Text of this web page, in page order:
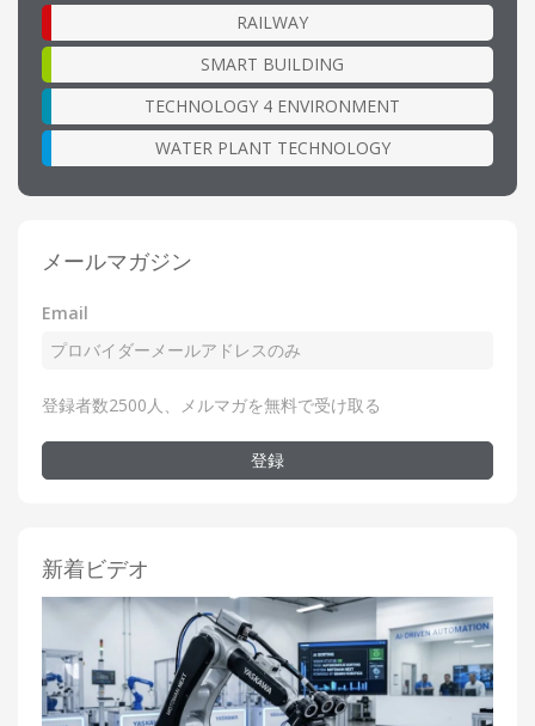
RAILWAY
SMART BUILDING
TECHNOLOGY 4 ENVIRONMENT
WATER PLANT TECHNOLOGY
メールマガジン
Email
登録者数2500人、メルマガを無料で受け取る
登録
新着ビデオ